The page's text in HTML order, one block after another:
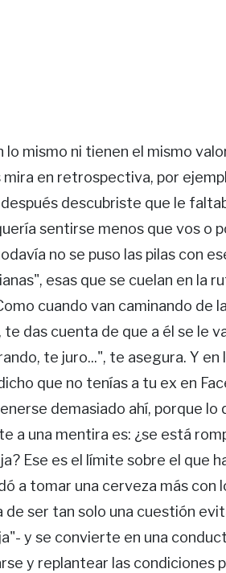
mismo ni tienen el mismo
en retrospectiva, por
descubriste que le
sentirse menos que vos o
no se puso las pilas con
esas que se cuelan en la
cuando van caminando de
das cuenta de que a él se le
te juro...", te asegura. Y en
que no tenías a tu ex en
demasiado ahí, porque lo
a una mentira es: ¿se está
Ese es el límite sobre el que
a tomar una cerveza más con
de ser tan solo una cuestión
y se convierte en una
y replantear las condiciones